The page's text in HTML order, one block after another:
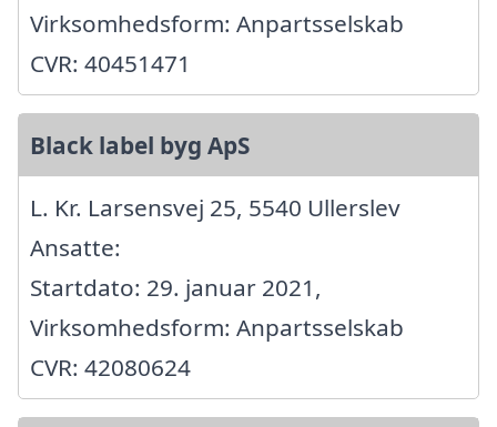
Virksomhedsform: Anpartsselskab
CVR: 40451471
Black label byg ApS
L. Kr. Larsensvej 25, 5540 Ullerslev
Ansatte:
Startdato: 29. januar 2021,
Virksomhedsform: Anpartsselskab
CVR: 42080624